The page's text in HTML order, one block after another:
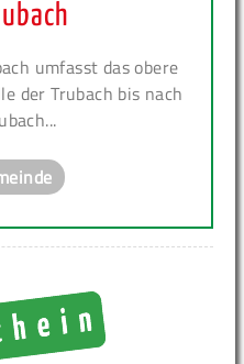
umfasst das obere
der Trubach bis nach